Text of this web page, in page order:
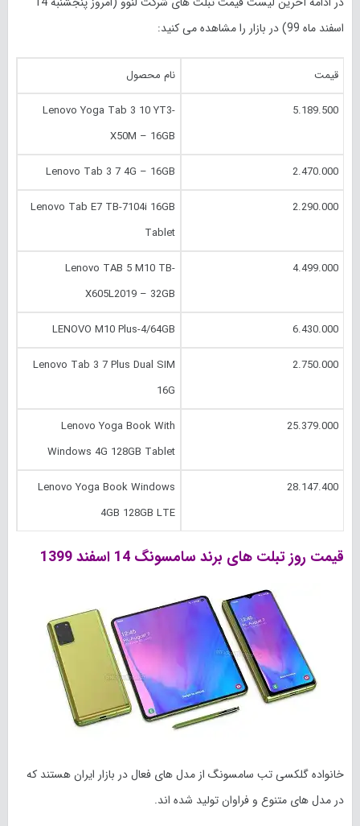
اسفند ماه 99) در بازار را مشاهده می کنید:
قیمت نام محصول
5.189.500
Lenovo Yoga Tab 3 10 YT3-
X50M – 16GB
2.470.000
Lenovo Tab 3 7 4G – 16GB
2.290.000
Lenovo Tab E7 TB-7104i 16GB
Tablet
4.499.000
Lenovo TAB 5 M10 TB-
X605L2019 – 32GB
6.430.000
LENOVO M10 Plus-4/64GB
2.750.000
Lenovo Tab 3 7 Plus Dual SIM
16G
25.379.000
Lenovo Yoga Book With
Windows 4G 128GB Tablet
28.147.400
Lenovo Yoga Book Windows
4GB 128GB LTE
قیمت روز تبلت های برند سامسونگ 14 اسفند 1399
خانواده گلکسی تب سامسونگ از مدل های فعال در بازار ایران هستند که
در مدل های متنوع و فراوان تولید شده اند.